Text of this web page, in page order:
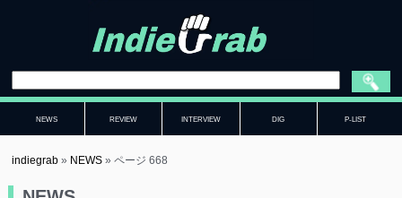
NEWS REVIEW INTERVIEW DIG P-LIST
indiegrab » NEWS »ページ 668